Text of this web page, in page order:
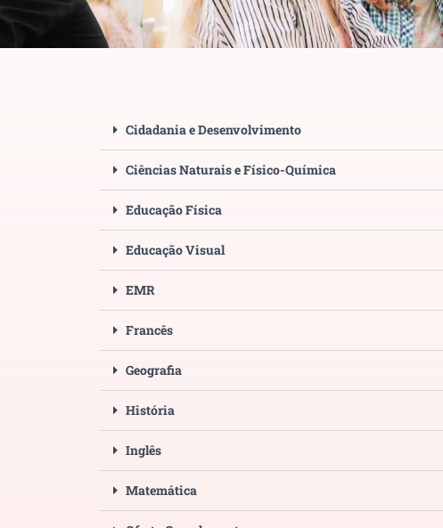
Cidadania e Desenvolvimento
Ciências Naturais e Físico-Química
Educação Física
Educação Visual
EMR
Francês
Geografia
História
Inglês
Matemática